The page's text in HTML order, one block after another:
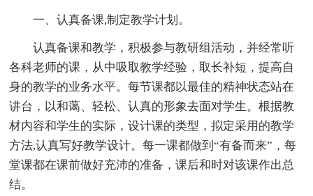
一、认真备课,制定教学计划。
认真备课和教学，积极参与教研组活动，并经常听
各科老师的课，从中吸取教学经验，取长补短，提高自
身的教学的业务水平。每节课都以最佳的精神状态站在
讲台，以和蔼、轻松、认真的形象去面对学生。根据教
材内容和学生的实际，设计课的类型，拟定采用的教学
方法,认真写好教学设计。每一课都做到“有备而来”，每
堂课都在课前做好充沛的准备，课后和时对该课作出总
结。